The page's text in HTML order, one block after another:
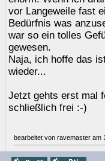
vor Langeweile fast
Bedürfnis was
war so ein tolles
gewesen.
Naja, ich hoffe das
wieder...
Jetzt gehts erst mal
schließlich frei :-)
bearbeitet von ravemaster am